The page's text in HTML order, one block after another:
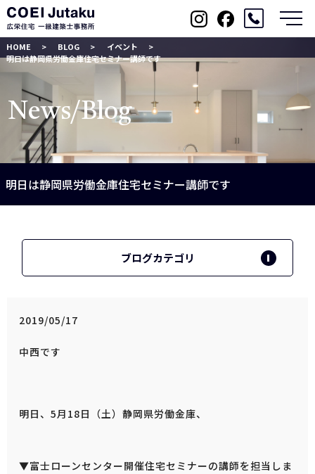
News/Blog
HOME BLOG
イベント
明日は静岡県労働金庫住宅セミナー講師です
明日は静岡県労働金庫住宅セミナー講師です
ブログカテゴリ
2019/05/17
中西です
明日、5月18日（土）静岡県労働金庫、
▼富士ローンセンター開催住宅セミナーの講師を担当しま